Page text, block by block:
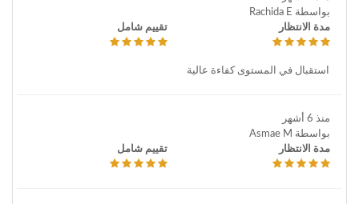
بواسطة Rachida E
مدة الانتظار
تقييم شامل
استقبال في المستوى كفاءة عالية
منذ 6 أشهر
بواسطة Asmae M
مدة الانتظار
تقييم شامل